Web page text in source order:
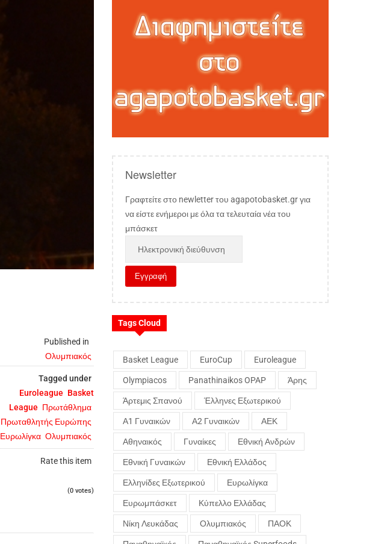
Published in
Ολυμπιακός
Tagged under
Euroleague Basket
League Πρωτάθλημα
Πρωταθλητής Ευρώπης
Ευρωλίγκα Ολυμπιακός
Rate this item
(0 votes)
Newsletter
Γραφτείτε στο newletter του agapotobasket.gr για
να είστε ενήμεροι με όλα τα τελευταία νέα του
μπάσκετ
Tags Cloud
Basket League EuroCup Euroleague
Olympiacos Panathinaikos OPAP Άρης
Άρτεμις Σπανού Έλληνες Εξωτερικού
Α1 Γυναικών Α2 Γυναικών ΑΕΚ
Αθηναικός Γυναίκες Εθνική Ανδρών
Εθνική Γυναικών Εθνική Ελλάδος
Ελληνίδες Εξωτερικού Ευρωλίγκα
Ευρωμπάσκετ Κύπελλο Ελλάδας
Νίκη Λευκάδας Ολυμπιακός ΠΑΟΚ